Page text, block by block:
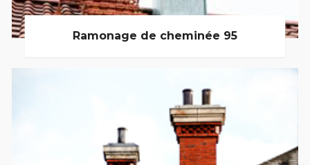
Ramonage de cheminée 95